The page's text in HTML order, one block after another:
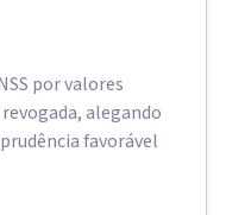
por valores
alegando
favorável